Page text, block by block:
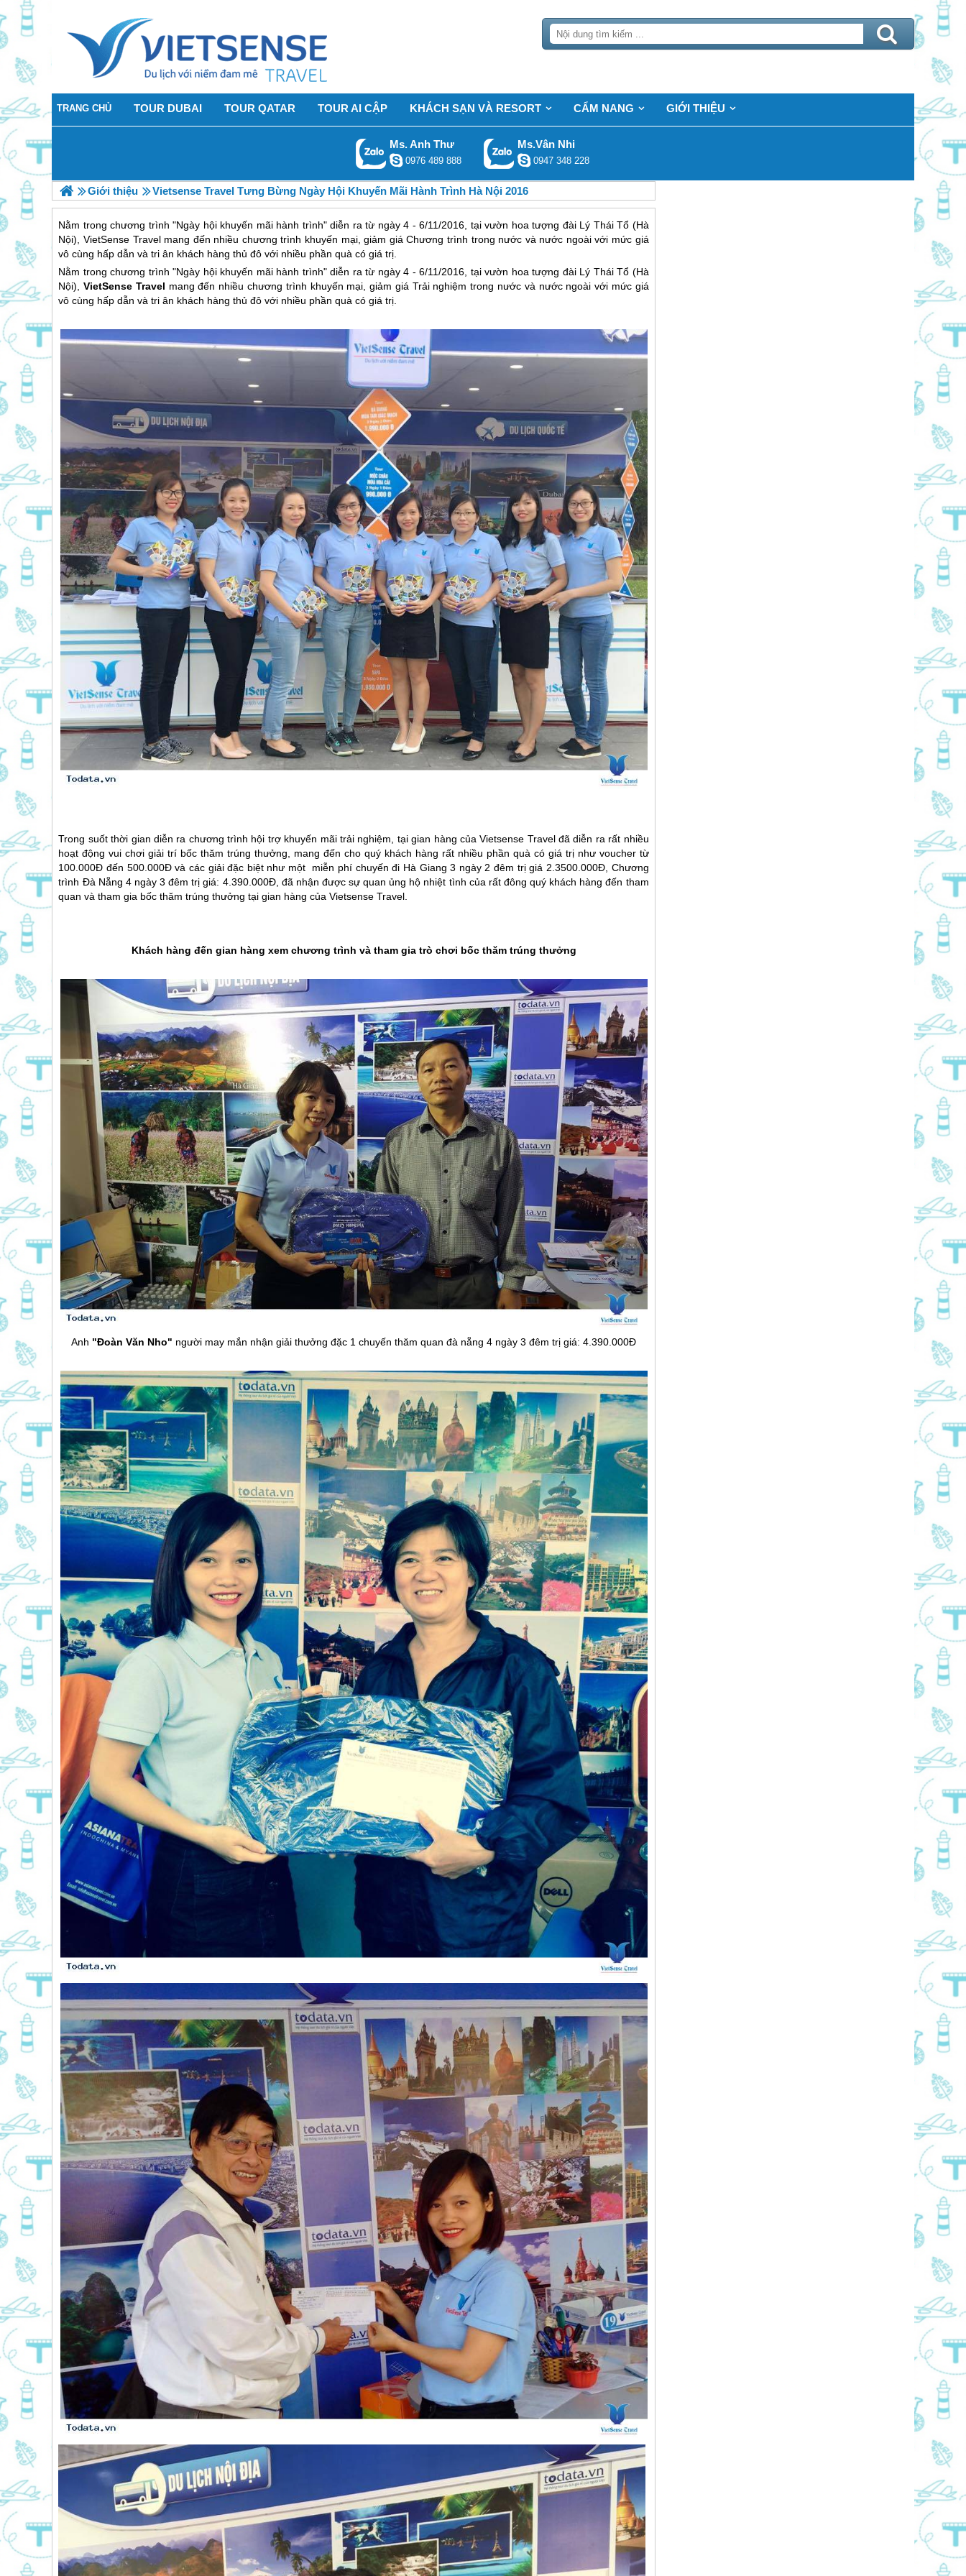
TRANG CHỦ TOUR DUBAI TOUR QATAR TOUR AI CẬP KHÁCH SẠN VÀ RESORT CẨM NANG GIỚI THIỆU
Ms. Anh Thư
0976 489 888
Ms.Vân Nhi
0947 348 228
Giới thiệu Vietsense Travel Tưng Bừng Ngày Hội Khuyến Mãi Hành Trình Hà Nội 2016
Nằm trong chương trình "Ngày hội khuyến mãi hành trình" diễn ra từ ngày 4 - 6/11/2016, tại vườn hoa tượng đài Lý Thái Tổ (Hà
Nội), VietSense Travel mang đến nhiều chương trình khuyến mại, giảm giá Chương trình trong nước và nước ngoài với mức giá
vô cùng hấp dẫn và tri ân khách hàng thủ đô với nhiều phần quà có giá trị.
Nằm trong chương trình "Ngày hội khuyến mãi hành trình" diễn ra từ ngày 4 - 6/11/2016, tại vườn hoa tượng đài Lý Thái Tổ (Hà
Nội),VietSense Travel mang đến nhiều chương trình khuyến mại, giảm giá Trải nghiệm trong nước và nước ngoài với mức giá
vô cùng hấp dẫn và tri ân khách hàng thủ đô với nhiều phần quà có giá trị.
Trong suốt thời gian diễn ra chương trình hội trợ khuyến mãi trải nghiệm, tại gian hàng của Vietsense Travel đã diễn ra rất nhiều
hoạt động vui chơi giải trí bốc thăm trúng thưởng, mang đến cho quý khách hàng rất nhiều phần quà có giá trị như voucher từ
100.000Đ đến 500.000Đ và các giải đặc biệt như một miễn phí chuyến đi Hà Giang 3 ngày 2 đêm trị giá 2.3500.000Đ, Chương
trình Đà Nẵng 4 ngày 3 đêm trị giá: 4.390.000Đ, đã nhận được sự quan ủng hộ nhiệt tình của rất đông quý khách hàng đến tham
quan và tham gia bốc thăm trúng thưởng tại gian hàng của Vietsense Travel.
Khách hàng đến gian hàng xem chương trình và tham gia trò chơi bốc thăm trúng thưởng
Anh "Đoàn Văn Nho" người may mắn nhận giải thưởng đặc 1 chuyến thăm quan đà nẵng 4 ngày 3 đêm trị giá: 4.390.000Đ